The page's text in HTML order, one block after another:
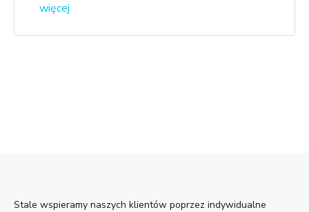
więcej
Stale wspieramy naszych klientów poprzez indywidualne